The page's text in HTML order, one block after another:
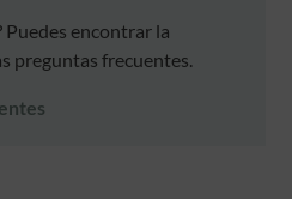
Puedes encontrar la
preguntas frecuentes.